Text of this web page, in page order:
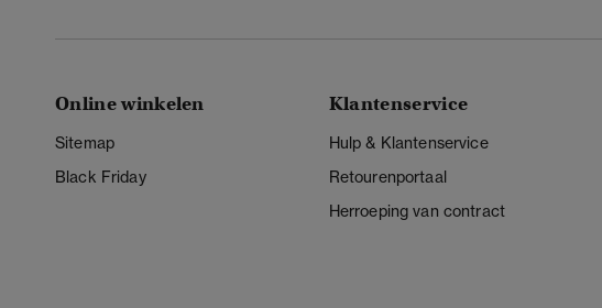
Online winkelen
Sitemap
Black Friday
Klantenservice
Hulp & Klantenservice
Retourenportaal
Herroeping van contract